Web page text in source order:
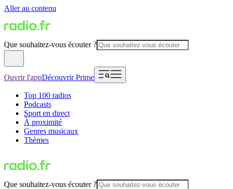
Aller au contenu
Que souhaitez-vous écouter ?
Ouvrir l'appDécouvrir Prime
Top 100 radios
Podcasts
Sport en direct
À proximité
Genres musicaux
Thèmes
Que souhaitez-vous écouter ?